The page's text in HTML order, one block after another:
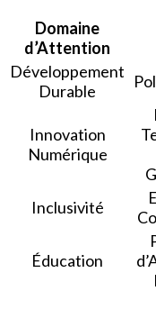
Domaine
d’Attention
Développement
Durable
Innovation
Numérique
Inclusivité
Éducation